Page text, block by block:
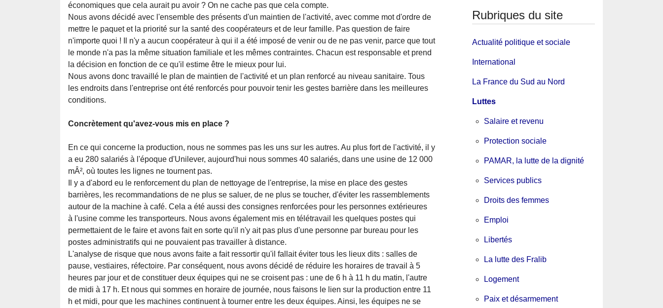
économiques que cela aurait pu avoir ? On ne cache pas que cela compte.
Nous avons décidé avec l'ensemble des présents d'un maintien de l'activité, avec comme mot d'ordre de
mettre le paquet et la priorité sur la santé des coopérateurs et de leur famille. Pas question de faire
n'importe quoi ! Il n'y a aucun coopérateur à qui il a été imposé de venir ou de ne pas venir, parce que tout
le monde n'a pas la même situation familiale et les mêmes contraintes. Chacun est responsable et prend
la décision en fonction de ce qu'il estime être le mieux pour lui.
Nous avons donc travaillé le plan de maintien de l'activité et un plan renforcé au niveau sanitaire. Tous
les endroits dans l'entreprise ont été renforcés pour pouvoir tenir les gestes barrière dans les meilleures
conditions.
Concrètement qu'avez-vous mis en place ?
En ce qui concerne la production, nous ne sommes pas les uns sur les autres. Au plus fort de l'activité, il y
a eu 280 salariés à l'époque d'Unilever, aujourd'hui nous sommes 40 salariés, dans une usine de 12 000
mÂ², où toutes les lignes ne tournent pas.
Il y a d'abord eu le renforcement du plan de nettoyage de l'entreprise, la mise en place des gestes
barrières, les recommandations de ne plus se saluer, de ne plus se toucher, d'éviter les rassemblements
autour de la machine à café. Cela a été aussi des consignes renforcées pour les personnes extérieures
à l'usine comme les transporteurs. Nous avons également mis en télétravail les quelques postes qui
permettaient de le faire et avons fait en sorte qu'il n'y ait pas plus d'une personne par bureau pour les
postes administratifs qui ne pouvaient pas travailler à distance.
L'analyse de risque que nous avons faite a fait ressortir qu'il fallait éviter tous les lieux dits : salles de
pause, vestiaires, réfectoire. Par conséquent, nous avons décidé de réduire les horaires de travail à 5
heures par jour et de constituer deux équipes qui ne se croisent pas : une de 6 h à 11 h du matin, l'autre
de midi à 17 h. Et nous qui sommes en horaire de journée, nous faisons le lien sur la production entre 11
h et midi, pour que les machines continuent à tourner entre les deux équipes. Ainsi, les équipes ne se
Rubriques du site
Actualité politique et sociale
International
La France du Sud au Nord
Luttes
Salaire et revenu
Protection sociale
PAMAR, la lutte de la dignité
Services publics
Droits des femmes
Emploi
Libertés
La lutte des Fralib
Logement
Paix et désarmement